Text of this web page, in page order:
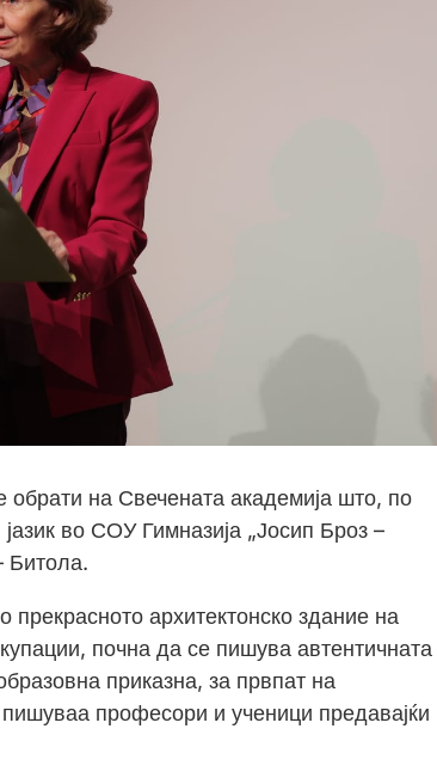
на Свечената академија што, по
во СОУ Гимназија „Јосип Броз –
Битола.
архитектонско здание на
почна да се пишува автентичната
приказна, за првпат на
професори и ученици предавајќи